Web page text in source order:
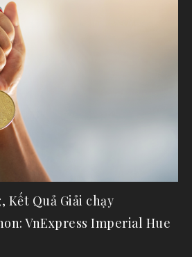
Kết Quả Giải chạy
VnExpress Imperial Hue